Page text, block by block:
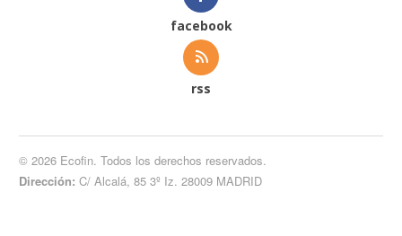
facebook
rss
© 2026 Ecofin. Todos los derechos reservados.
Dirección: C/ Alcalá, 85 3º Iz. 28009 MADRID